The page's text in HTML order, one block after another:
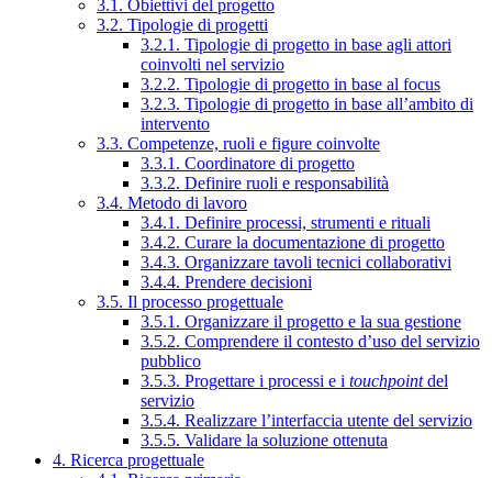
3.1. Obiettivi del progetto
3.2. Tipologie di progetti
3.2.1. Tipologie di progetto in base agli attori
coinvolti nel servizio
3.2.2. Tipologie di progetto in base al focus
3.2.3. Tipologie di progetto in base all’ambito di
intervento
3.3. Competenze, ruoli e figure coinvolte
3.3.1. Coordinatore di progetto
3.3.2. Definire ruoli e responsabilità
3.4. Metodo di lavoro
3.4.1. Definire processi, strumenti e rituali
3.4.2. Curare la documentazione di progetto
3.4.3. Organizzare tavoli tecnici collaborativi
3.4.4. Prendere decisioni
3.5. Il processo progettuale
3.5.1. Organizzare il progetto e la sua gestione
3.5.2. Comprendere il contesto d’uso del servizio
pubblico
3.5.3. Progettare i processi e i touchpointdel
servizio
3.5.4. Realizzare l’interfaccia utente del servizio
3.5.5. Validare la soluzione ottenuta
4. Ricerca progettuale